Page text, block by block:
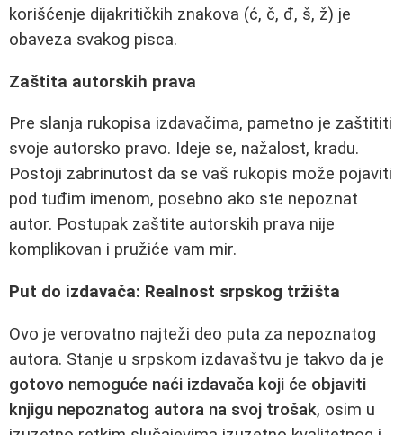
korišćenje dijakritičkih znakova (ć, č, đ, š, ž) je
obaveza svakog pisca.
Zaštita autorskih prava
Pre slanja rukopisa izdavačima, pametno je zaštititi
svoje autorsko pravo. Ideje se, nažalost, kradu.
Postoji zabrinutost da se vaš rukopis može pojaviti
pod tuđim imenom, posebno ako ste nepoznat
autor. Postupak zaštite autorskih prava nije
komplikovan i pružiće vam mir.
Put do izdavača: Realnost srpskog tržišta
Ovo je verovatno najteži deo puta za nepoznatog
autora. Stanje u srpskom izdavaštvu je takvo da je
gotovo nemoguće naći izdavača koji će objaviti
knjigu nepoznatog autora na svoj trošak, osim u